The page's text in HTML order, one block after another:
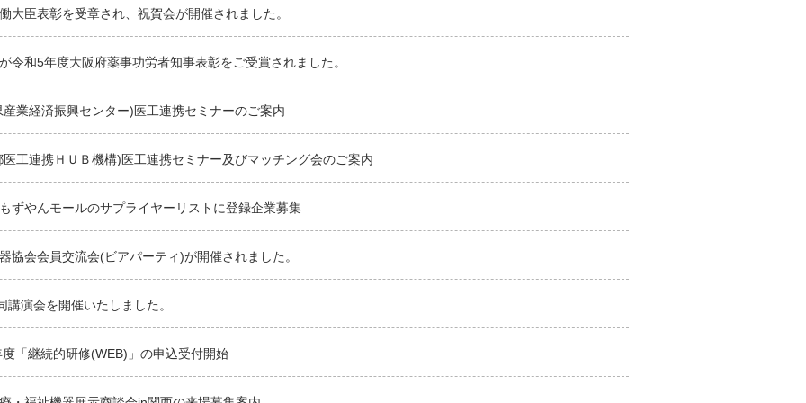
大臣表彰を受章され、祝賀会が開催されました。
令和5年度大阪府薬事功労者知事表彰をご受賞されました。
業経済振興センター)医工連携セミナーのご案内
工連携ＨＵＢ機構)医工連携セミナー及びマッチング会のご案内
ずやんモールのサプライヤーリストに登録企業募集
協会会員交流会(ビアパーティ)が開催されました。
演会を開催いたしました。
「継続的研修(WEB)」の申込受付開始